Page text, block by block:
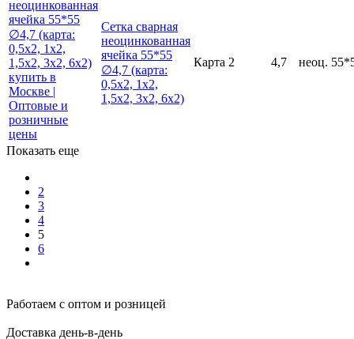
Сетка сварная
неоцинкованная
ячейка 55*55
∅4,7 (карта:
0,5х2, 1х2,
1,5х2, 3х2, 6х2)
Карта 2 4,7 неоц.
Показать еще
2
3
4
5
6
Работаем с оптом и розницей
Доставка день-в-день